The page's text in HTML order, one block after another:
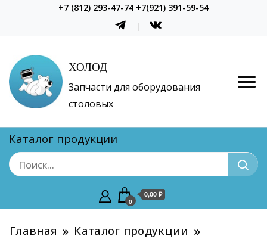
+7 (812) 293-47-74 +7(921) 391-59-54
ХОЛОД
Запчасти для оборудования
столовых
Каталог продукции
0
0,00 ₽
Главная
Каталог продукции